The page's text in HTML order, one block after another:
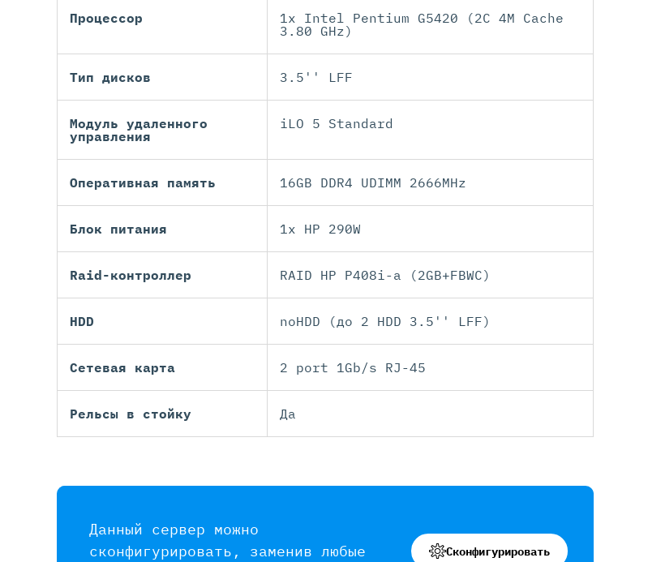
Процессор
1x Intel Pentium G5420 (2C 4M Cache
3.80 GHz)
Тип дисков 3.5'' LFF
Модуль удаленного
управления
iLO 5 Standard
Оперативная память 16GB DDR4 UDIMM 2666MHz
Блок питания 1x HP 290W
Raid-контроллер RAID HP P408i-a (2GB+FBWC)
HDD noHDD (до 2 HDD 3.5'' LFF)
Сетевая карта 2 port 1Gb/s RJ-45
Рельсы в стойку Да
Данный сервер можно
сконфигурировать, заменив любые
Сконфигурировать